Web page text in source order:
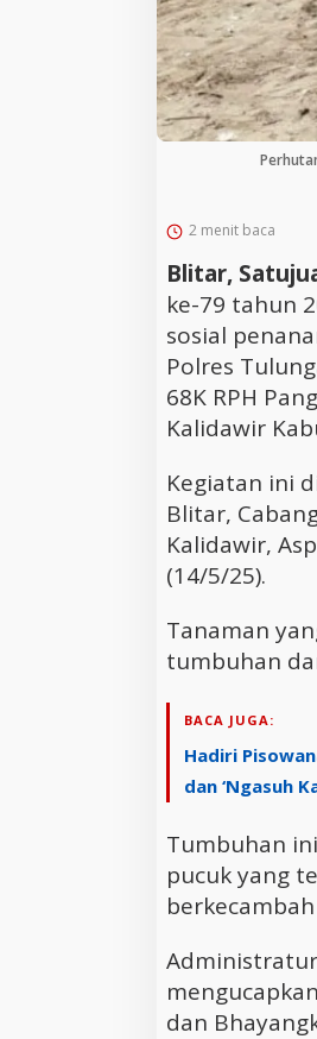
2 menit baca
Blitar,
ke-79 tahun
sosial
Polres
68K RPH
Kalidawir
Kegiatan ini
Blitar,
Kalidawir,
(14/5/25).
Tanaman
tumbuhan
BACA JUGA:
Hadiri
dan ‘Ngasuh
Tumbuhan
pucuk yang
dan